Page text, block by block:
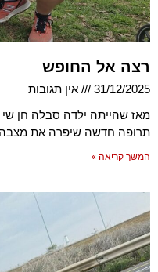
רצה אל החופש
31/12/2025
אין תגובות
מאז שהייתה ילדה סבלה חן שי
תרופה חדשה שיפרה את מצבה
המשך קריאה »